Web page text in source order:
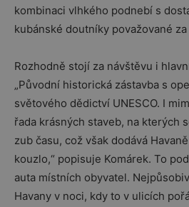
kombinaci vlhkého podnebí s
kubánské doutníky považované
Rozhodně stojí za návštěvu i
„Původní historická zástavba s
světového dědictví UNESCO. I
řada krásných staveb, na kterých
zub času, což však dodává
kouzlo,“ popisuje Komárek. To
auta místních obyvatel.
Havany v noci, kdy to v ulicích